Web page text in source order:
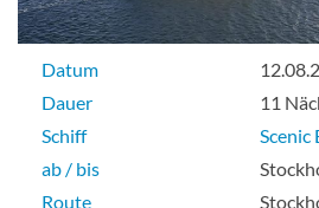
Datum
Dauer
11
Schiff
Scenic
ab / bis
Route